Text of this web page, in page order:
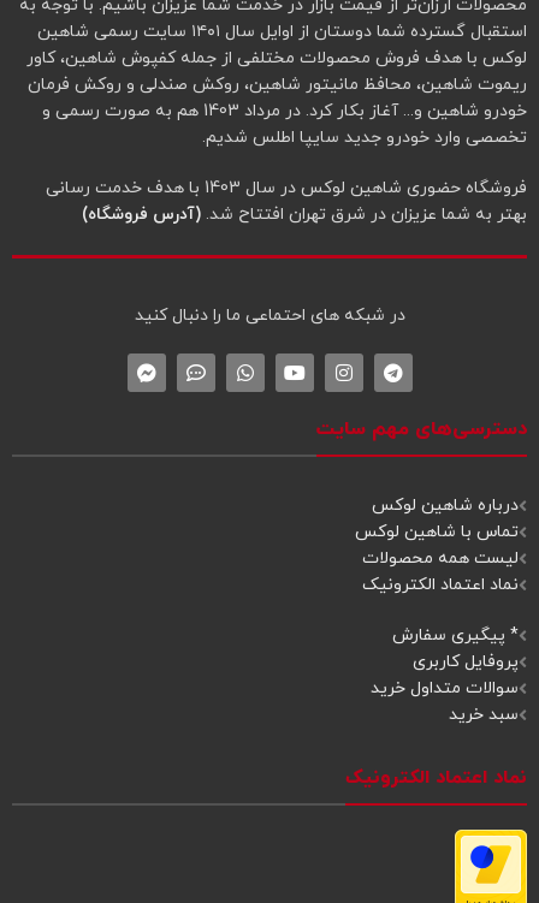
محصولات ارزان‌تر از قیمت بازار در خدمت شما عزیزان باشیم. با توجه به
استقبال گسترده شما دوستان از اوایل سال ۱۴۰۱ سایت رسمی شاهین
لوکس با هدف فروش محصولات مختلفی از جمله کفپوش شاهین، کاور
ریموت شاهین، محافظ مانیتور شاهین، روکش صندلی و روکش فرمان
خودرو شاهین و... آغاز بکار کرد. در مرداد 1403 هم به صورت رسمی و
تخصصی وارد خودرو جدید سایپا اطلس شدیم.
فروشگاه حضوری شاهین لوکس در سال 1403 با هدف خدمت رسانی
بهتر به شما عزیزان در شرق تهران افتتاح شد. (آدرس فروشگاه)
در شبکه‌ های احتماعی ما را دنبال کنید
دسترسی‌های مهم سایت
درباره شاهین لوکس
تماس با شاهین لوکس
لیست همه محصولات
نماد اعتماد الکترونیک
* پیگیری سفارش
پروفایل کاربری
سوالات متداول خرید
سبد خرید
نماد اعتماد الکترونیک